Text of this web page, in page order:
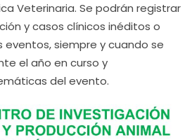
Veterinaria. Se podrán registrar
y casos clínicos inéditos o
siempre y cuando se
el año en curso y
del evento.